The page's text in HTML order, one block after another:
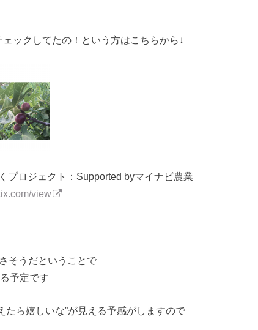
ックしてたの！という方はこちらから↓
プロジェクト：Supported byマイナビ農業
view
そうだということで
予定です
たら嬉しいな”が見える予感がし ますので